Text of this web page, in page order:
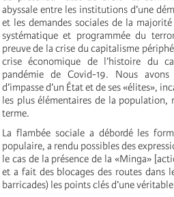
abyssale entre les institutions d’une
et les demandes sociales de la
systématique et programmée du
preuve de la crise du capitalisme
crise économique de l’histoire du
pandémie de Covid-19. Nous
d’impasse d’un État et de ses «élites»,
les plus élémentaires de la population,
terme.
La flambée sociale a débordé les
populaire, a rendu possibles des
le cas de la présence de la «Minga»
et a fait des blocages des routes dans
barricades) les points clés d’une